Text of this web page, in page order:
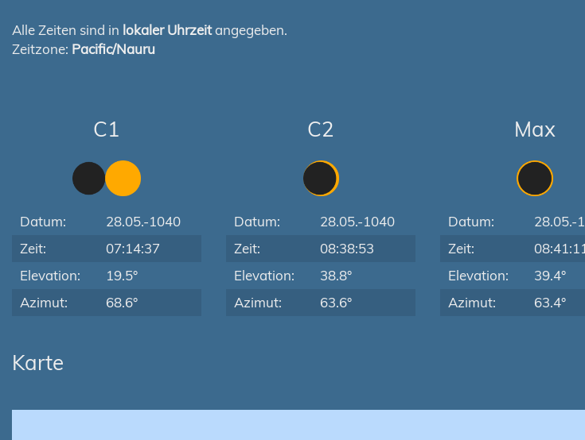
Alle Zeiten sind in lokaler Uhrzeitangegeben.
Zeitzone: Pacific/Nauru
C1
Datum:
28.05.-1040
Zeit:
07:14:37
Elevation:
19.5°
Azimut:
68.6°
C2
Datum:
28.05.-1040
Zeit:
08:38:53
Elevation:
38.8°
Azimut:
63.6°
Max
Datum:
28.05.-
Zeit:
Elevation:
39.4°
Azimut:
63.4°
Karte